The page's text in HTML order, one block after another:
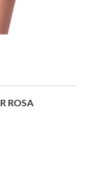
ROSA